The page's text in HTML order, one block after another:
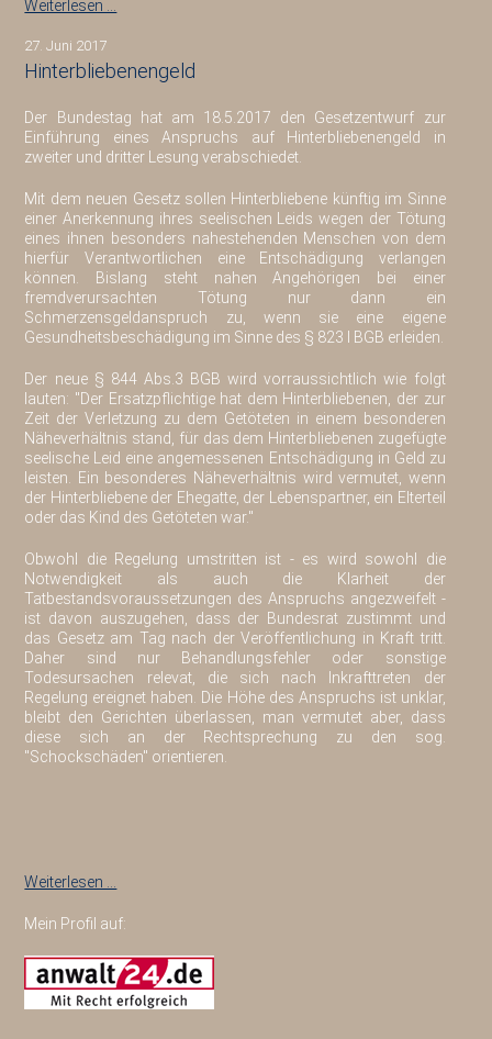
Weiterlesen …
27. Juni 2017
Hinterbliebenengeld
Der Bundestag hat am 18.5.2017 den Gesetzentwurf zur
Einführung eines Anspruchs auf Hinterbliebenengeld in
zweiter und dritter Lesung verabschiedet.
Mit dem neuen Gesetz sollen Hinterbliebene künftig im Sinne
einer Anerkennung ihres seelischen Leids wegen der Tötung
eines ihnen besonders nahestehenden Menschen von dem
hierfür Verantwortlichen eine Entschädigung verlangen
können. Bislang steht nahen Angehörigen bei einer
fremdverursachten Tötung nur dann ein
Schmerzensgeldanspruch zu, wenn sie eine eigene
Gesundheitsbeschädigung im Sinne des § 823 I BGB erleiden.
Der neue § 844 Abs.3 BGB wird vorraussichtlich wie folgt
lauten: "Der Ersatzpflichtige hat dem Hinterbliebenen, der zur
Zeit der Verletzung zu dem Getöteten in einem besonderen
Näheverhältnis stand, für das dem Hinterbliebenen zugefügte
seelische Leid eine angemessenen Entschädigung in Geld zu
leisten. Ein besonderes Näheverhältnis wird vermutet, wenn
der Hinterbliebene der Ehegatte, der Lebenspartner, ein Elterteil
oder das Kind des Getöteten war."
Obwohl die Regelung umstritten ist - es wird sowohl die
Notwendigkeit als auch die Klarheit der
Tatbestandsvoraussetzungen des Anspruchs angezweifelt -
ist davon auszugehen, dass der Bundesrat zustimmt und
das Gesetz am Tag nach der Veröffentlichung in Kraft tritt.
Daher sind nur Behandlungsfehler oder sonstige
Todesursachen relevat, die sich nach Inkrafttreten der
Regelung ereignet haben. Die Höhe des Anspruchs ist unklar,
bleibt den Gerichten überlassen, man vermutet aber, dass
diese sich an der Rechtsprechung zu den sog.
"Schockschäden" orientieren.
Weiterlesen …
Mein Profil auf: